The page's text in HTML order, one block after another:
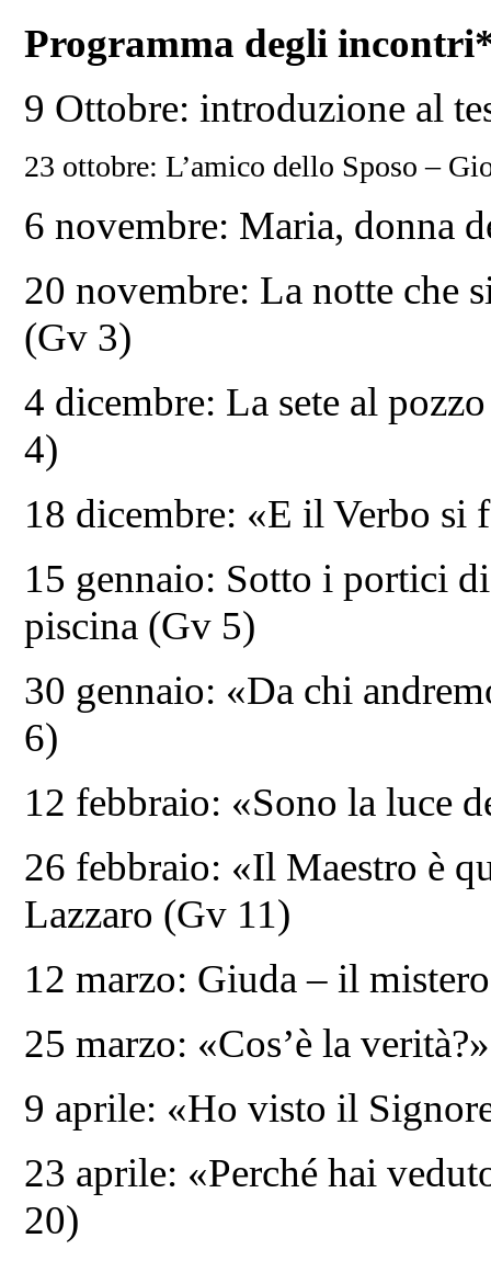
Programma degli
9 Ottobre: introduzione al
23 ottobre: L’amico dello Sposo –
6 novembre: Maria, donna
20 novembre: La notte che
(Gv 3)
4 dicembre: La sete al
4)
18 dicembre: «E il Verbo si
15 gennaio: Sotto i portici
piscina (Gv 5)
30 gennaio: «Da chi
6)
12 febbraio: «Sono la luce
26 febbraio: «Il Maestro è
Lazzaro (Gv 11)
12 marzo: Giuda – il
25 marzo: «Cos’è la
9 aprile: «Ho visto il
23 aprile: «Perché hai
20)